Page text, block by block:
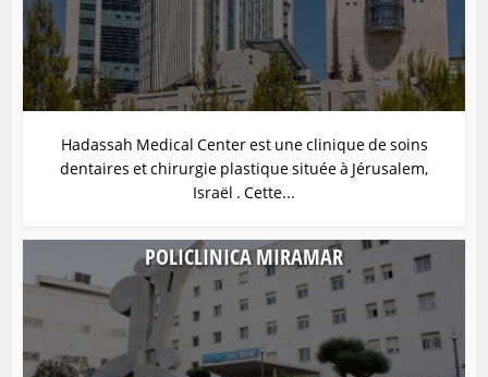
Hadassah Medical Center est une clinique de soins
dentaires et chirurgie plastique située à Jérusalem,
Israël . Cette...
POLICLINICA MIRAMAR